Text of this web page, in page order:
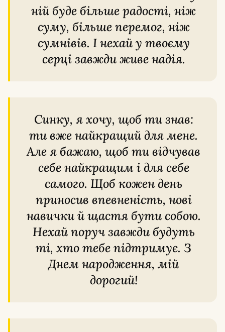
ній буде більше радості, ніж
суму, більше перемог, ніж
сумнівів. І нехай у твоєму
серці завжди живе надія.
Синку, я хочу, щоб ти знав:
ти вже найкращий для мене.
Але я бажаю, щоб ти відчував
себе найкращим і для себе
самого. Щоб кожен день
приносив впевненість, нові
навички й щастя бути собою.
Нехай поруч завжди будуть
ті, хто тебе підтримує. З
Днем народження, мій
дорогий!